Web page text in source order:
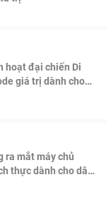
hoạt đại chiến Di
giá trị dành cho
ra mắt máy chủ
thực dành cho dân